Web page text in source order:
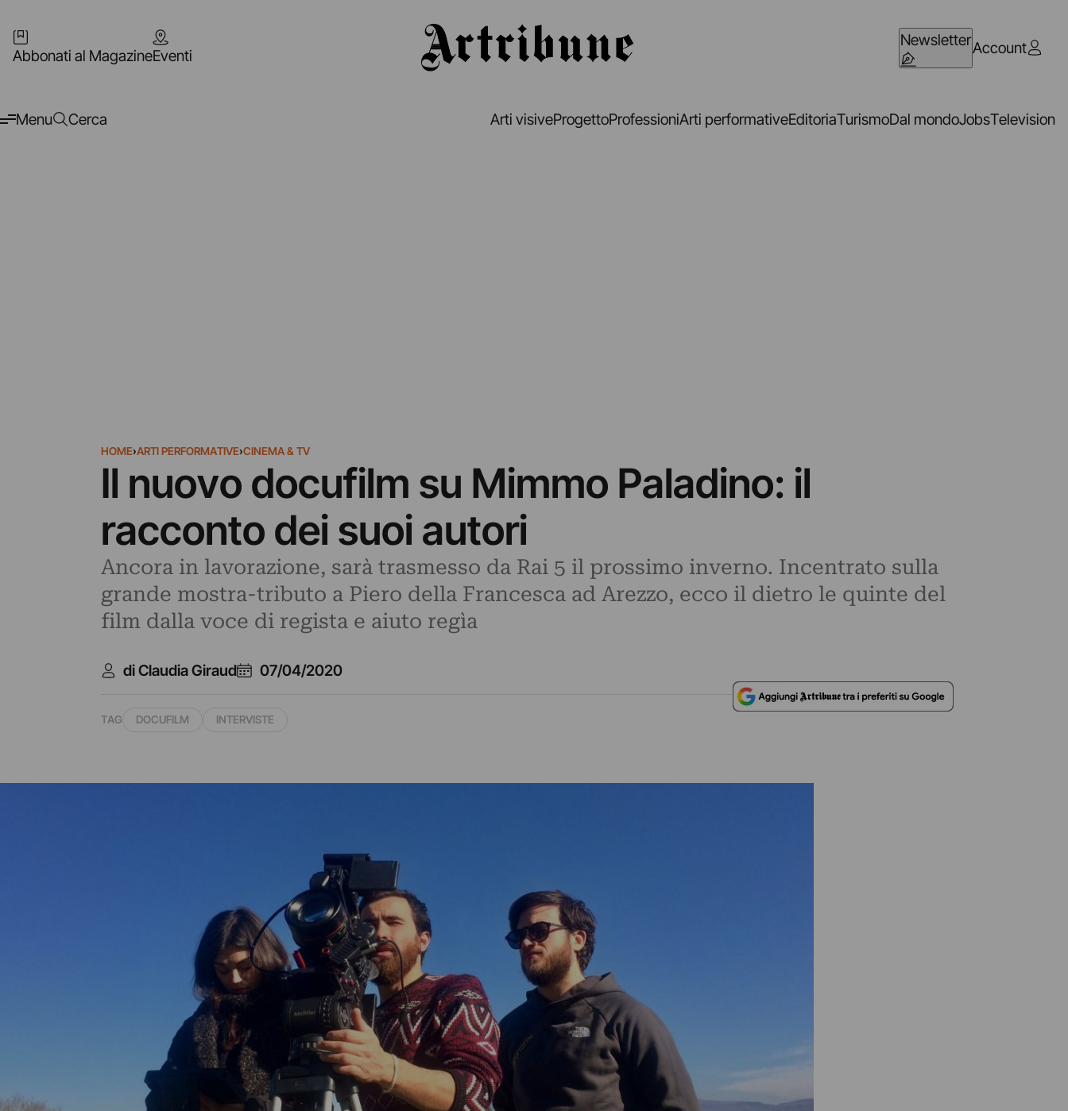
Abbonati al MagazineEventi
NewsletterAccount
Menu Cerca Arti visiveProgettoProfessioniArti performativeEditoriaTurismoDal mondoJobsTelevision
HOME›ARTI PERFORMATIVE›CINEMA & TV
Il nuovo docufilm su Mimmo Paladino: il
racconto dei suoi autori
Ancora in lavorazione, sarà trasmesso da Rai 5 il prossimo inverno. Incentrato sulla
grande mostra-tributo a Piero della Francesca ad Arezzo, ecco il dietro le quinte del
film dalla voce di regista e aiuto regìa
di Claudia Giraud 07/04/2020
TAG DOCUFILM INTERVISTE